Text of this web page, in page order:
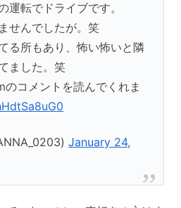
運転でドライブです。
せんでしたが。笑
る所もあり、怖い怖いと隣
ました。笑
コメントを読んでくれま
January 24,